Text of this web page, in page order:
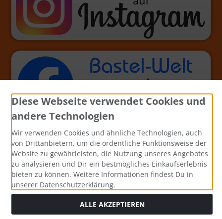
Diese Webseite verwendet Cookies und
andere Technologien
Wir verwenden Cookies und ähnliche Technologien, auch
von Drittanbietern, um die ordentliche Funktionsweise der
Website zu gewährleisten, die Nutzung unseres Angebotes
zu analysieren und Dir ein bestmögliches Einkaufserlebnis
bieten zu können. Weitere Informationen findest Du in
unserer Datenschutzerklärung.
ALLE AKZEPTIEREN